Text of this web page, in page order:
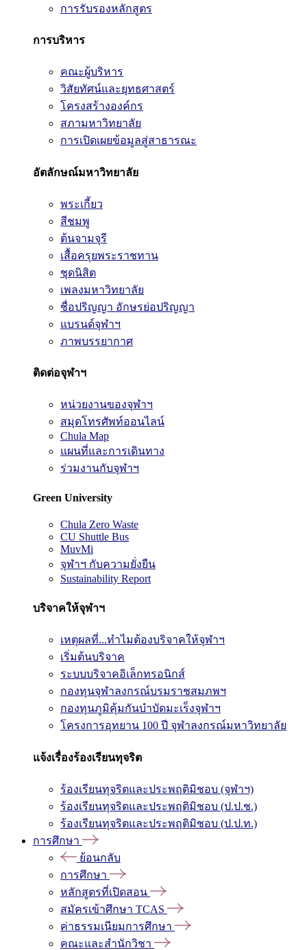
การรับรองหลักสูตร
การบริหาร
คณะผู้บริหาร
วิสัยทัศน์และยุทธศาสตร์
โครงสร้างองค์กร
สภามหาวิทยาลัย
การเปิดเผยข้อมูลสู่สาธารณะ
อัตลักษณ์มหาวิทยาลัย
พระเกี้ยว
สีชมพู
ต้นจามจุรี
เสื้อครุยพระราชทาน
ชุดนิสิต
เพลงมหาวิทยาลัย
ชื่อปริญญา อักษรย่อปริญญา
แบรนด์จุฬาฯ
ภาพบรรยากาศ
ติดต่อจุฬาฯ
หน่วยงานของจุฬาฯ
สมุดโทรศัพท์ออนไลน์
Chula Map
แผนที่และการเดินทาง
ร่วมงานกับจุฬาฯ
Green University
Chula Zero Waste
CU Shuttle Bus
MuvMi
จุฬาฯ กับความยั่งยืน
Sustainability Report
บริจาคให้จุฬาฯ
เหตุผลที่...ทำไมต้องบริจาคให้จุฬาฯ
เริ่มต้นบริจาค
ระบบบริจาคอิเล็กทรอนิกส์
กองทุนจุฬาลงกรณ์บรมราชสมภพฯ
กองทุนภูมิคุ้มกันบำบัดมะเร็งจุฬาฯ
โครงการอุทยาน 100 ปี จุฬาลงกรณ์มหาวิทยาลัย
แจ้งเรื่องร้องเรียนทุจริต
ร้องเรียนทุจริตและประพฤติมิชอบ (จุฬาฯ)
ร้องเรียนทุจริตและประพฤติมิชอบ (ป.ป.ช.)
ร้องเรียนทุจริตและประพฤติมิชอบ (ป.ป.ท.)
การศึกษา
ย้อนกลับ
การศึกษา
หลักสูตรที่เปิดสอน
สมัครเข้าศึกษา TCAS
ค่าธรรมเนียมการศึกษา
คณะและสำนักวิชา